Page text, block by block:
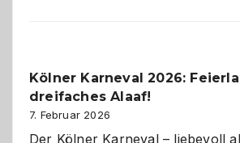
Kölner Karneval 2026:
dreifaches Alaaf!
7. Februar 2026
Der Kölner Karneval – liebevoll